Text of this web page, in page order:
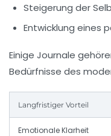
Steigerung der
Entwicklung eines
Einige Journale
Bedürfnisse des
Langfristiger Vorteil
Emotionale Klarheit